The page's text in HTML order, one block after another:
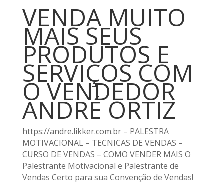
VENDA MUITO
MAIS SEUS
PRODUTOS E
SERVIÇOS COM
O VENDEDOR
ANDRÉ ORTIZ
https://andre.likker.com.br – PALESTRA
MOTIVACIONAL – TECNICAS DE VENDAS –
CURSO DE VENDAS – COMO VENDER MAIS O
Palestrante Motivacional e Palestrante de
Vendas Certo para sua Convenção de Vendas!